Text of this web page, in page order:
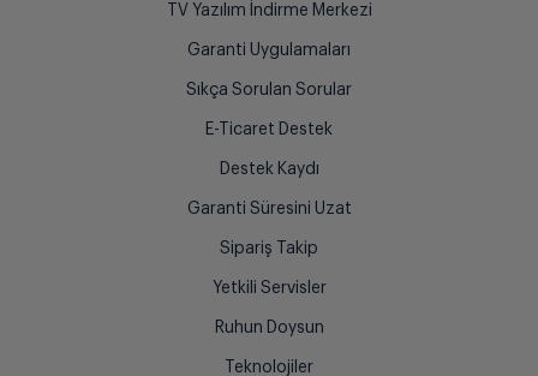
TV Yazılım İndirme Merkezi
Garanti Uygulamaları
Sıkça Sorulan Sorular
E-Ticaret Destek
Destek Kaydı
Garanti Süresini Uzat
Sipariş Takip
Yetkili Servisler
Ruhun Doysun
Teknolojiler